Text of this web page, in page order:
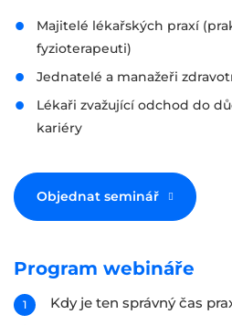
Majitelé lékařských praxí
fyzioterapeuti)
Jednatelé a manažeři
Lékaři zvažující odchod do
kariéry
Objednat seminář
Program webináře
Kdy je ten správný čas